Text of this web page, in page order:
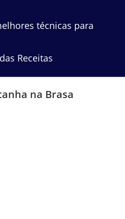
técnicas para
Receitas
na Brasa